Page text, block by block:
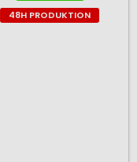
48H PRODUKTION